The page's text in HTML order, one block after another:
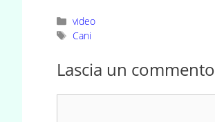
Categorie
video
Tag
Cani
Lascia un commento